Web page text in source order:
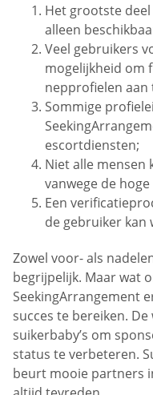
Het grootste
alleen
Veel gebruikers
mogelijkheid om
nepprofielen aan
Sommige
escortdiensten;
Niet alle mensen
vanwege de
Een
de gebruiker kan
Zowel voor- als
begrijpelijk. Maar wat
SeekingArrangement
succes te bereiken.
suikerbaby’s om
status te verbeteren.
beurt mooie partners